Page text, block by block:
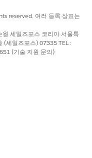
reserved. 여러 등록 상표는
세일즈포스 코리아 서울특
(세일즈포스) 07335 TEL :
(기술 지원 문의)